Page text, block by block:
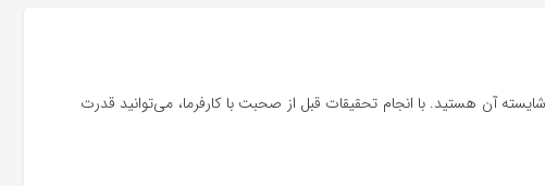
آن هستید. با انجام تحقیقات قبل از صحبت با کارفرما، می‌توانید قدرت